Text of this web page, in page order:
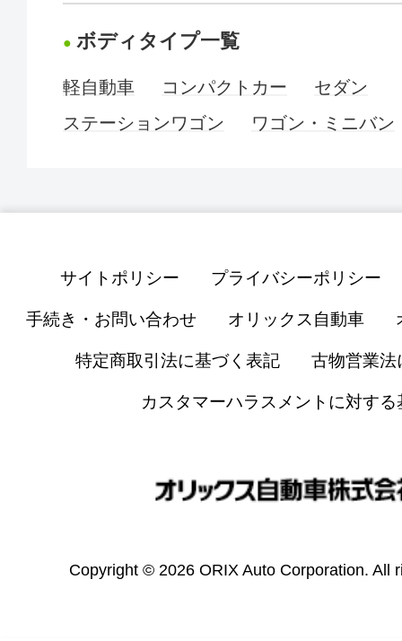
ボディタイプ一覧
軽自動車 コンパクトカー
セダン
ステーションワゴン
ワゴン・ミニバン
サイトポリシー プライバシーポリシー
手続き・お問い合わせ オリックス自動車
特定商取引法に基づく表記 古物営業法
カスタマーハラスメントに対する
Copyright © 2026 ORIX Auto Corporation. All